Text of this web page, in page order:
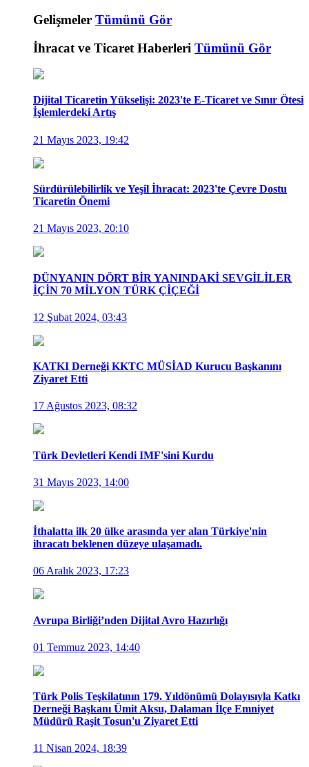
Gelişmeler Tümünü Gör
İhracat ve Ticaret Haberleri Tümünü Gör
Dijital Ticaretin Yükselişi: 2023'te E-Ticaret ve Sınır Ötesi
İşlemlerdeki Artış
21 Mayıs 2023, 19:42
Sürdürülebilirlik ve Yeşil İhracat: 2023'te Çevre Dostu
Ticaretin Önemi
21 Mayıs 2023, 20:10
DÜNYANIN DÖRT BİR YANINDAKİ SEVGİLİLER
İÇİN 70 MİLYON TÜRK ÇİÇEĞİ
12 Şubat 2024, 03:43
KATKI Derneği KKTC MÜSİAD Kurucu Başkanını
Ziyaret Etti
17 Ağustos 2023, 08:32
Türk Devletleri Kendi IMF'sini Kurdu
31 Mayıs 2023, 14:00
İthalatta ilk 20 ülke arasında yer alan Türkiye'nin
ihracatı beklenen düzeye ulaşamadı.
06 Aralık 2023, 17:23
Avrupa Birliği’nden Dijital Avro Hazırlığı
01 Temmuz 2023, 14:40
Türk Polis Teşkilatının 179. Yıldönümü Dolayısıyla Katkı
Derneği Başkanı Ümit Aksu, Dalaman İlçe Emniyet
Müdürü Raşit Tosun'u Ziyaret Etti
11 Nisan 2024, 18:39